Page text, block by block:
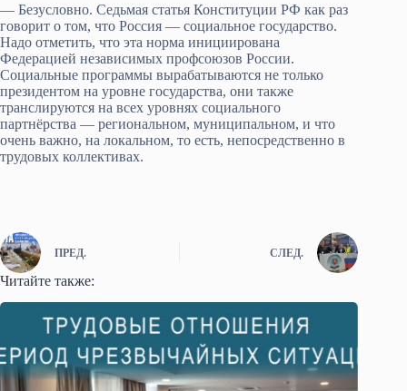
— Безусловно. Седьмая статья Конституции РФ как раз
говорит о том, что Россия — социальное государство.
Надо отметить, что эта норма инициирована
Федерацией независимых профсоюзов России.
Социальные программы вырабатываются не только
президентом на уровне государства, они также
транслируются на всех уровнях социального
партнёрства — региональном, муниципальном, и что
очень важно, на локальном, то есть, непосредственно в
трудовых коллективах.
ПРЕД. СЛЕД.
Читайте также: